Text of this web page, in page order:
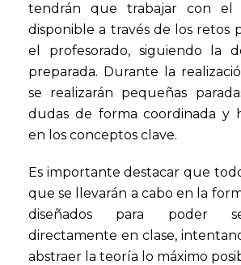
tendrán que trabajar con el
disponible a través de los retos
el profesorado, siguiendo la
preparada. Durante la
se realizarán pequeñas
dudas de forma coordinada y
en los conceptos clave.
Es importante destacar que
que se llevarán a cabo en la
diseñados para poder
directamente en clase,
abstraer la teoría lo máximo